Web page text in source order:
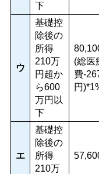
下
ウ
基礎控
除後の
所得
210万
円超か
ら600
万円以
下
(総医
費-
円
エ
基礎控
除後の
所得
210万